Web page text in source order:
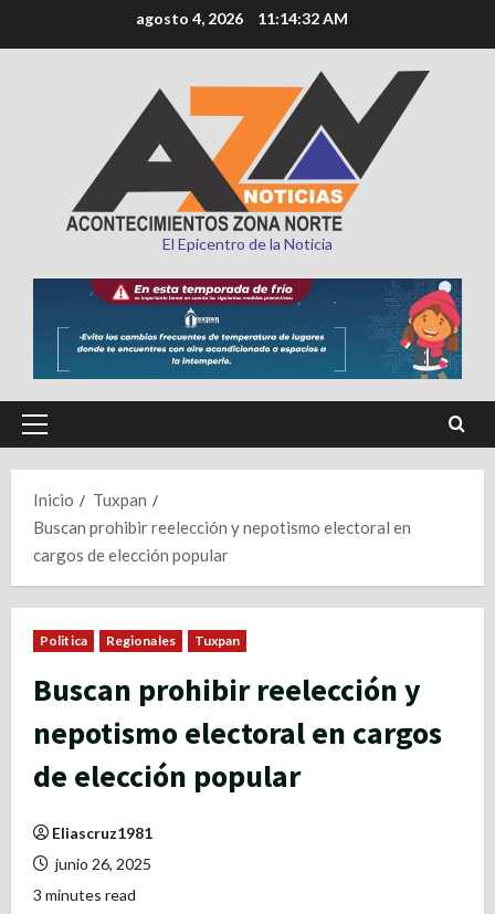
al
agosto 4, 2026 11:14:34 AM
El Epicentro de la Noticia
Menú
Inicio
Tuxpan
Buscan prohibir reelección y nepotismo electoral en
cargos de elección popular
Politica Regionales Tuxpan
Buscan prohibir reelección y
nepotismo electoral en cargos
de elección popular
Eliascruz1981
junio 26, 2025
3 minutes read